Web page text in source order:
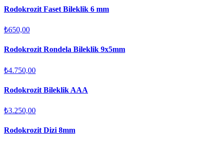
Rodokrozit Faset Bileklik 6 mm
₺650,00
Rodokrozit Rondela Bileklik 9x5mm
₺4.750,00
Rodokrozit Bileklik AAA
₺3.250,00
Rodokrozit Dizi 8mm